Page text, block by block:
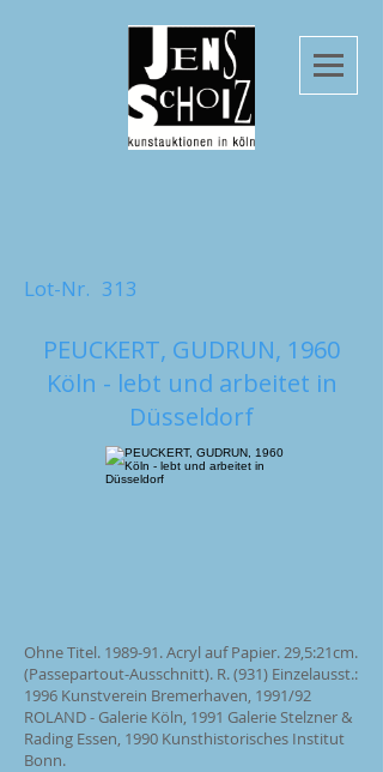
Lot-Nr. 313
PEUCKERT, GUDRUN, 1960
Köln - lebt und arbeitet in
Düsseldorf
Ohne Titel. 1989-91. Acryl auf Papier. 29,5:21cm.
(Passepartout-Ausschnitt). R. (931) Einzelausst.:
1996 Kunstverein Bremerhaven, 1991/92
ROLAND - Galerie Köln, 1991 Galerie Stelzner &
Rading Essen, 1990 Kunsthistorisches Institut
Bonn.